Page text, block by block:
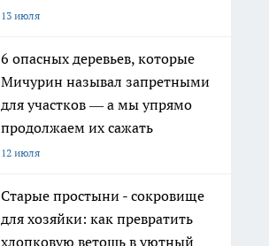
13 июля
6 опасных деревьев, которые
Мичурин называл запретными
для участков — а мы упрямо
продолжаем их сажать
12 июля
Старые простыни - сокровище
для хозяйки: как превратить
хлопковую ветошь в уютный